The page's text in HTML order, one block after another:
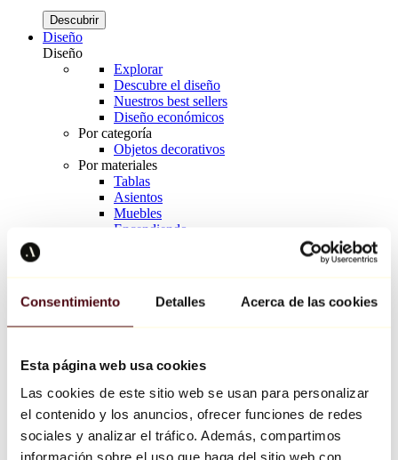
Consentimiento Detalles Acerca de las cookies
Esta página web usa cookies
Las cookies de este sitio web se usan para personalizar
el contenido y los anuncios, ofrecer funciones de redes
sociales y analizar el tráfico. Además, compartimos
información sobre el uso que haga del sitio web con
Descubrir
Diseño
Diseño
Explorar
Descubre el diseño
Nuestros best sellers
Diseño económicos
Por categoría
Objetos decorativos
Por materiales
Tablas
Asientos
Muebles
Encendiendo
Richard Orlinski
Keith Haring
Jeff Koons
Jean-Michel Basquiat
Todos los diseñadores
Obra de la semana